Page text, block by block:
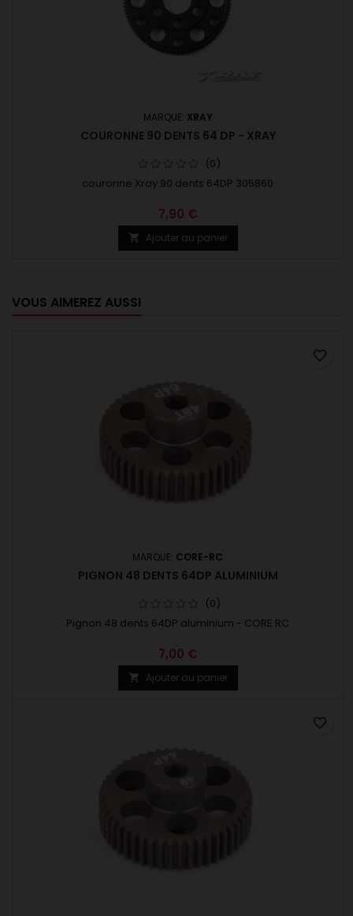
MARQUE: XRAY
COURONNE 90 DENTS 64 DP - XRAY
(0)
couronne Xray 90 dents 64DP 305860
7,90 €
 Ajouter au panier
VOUS AIMEREZ AUSSI
MARQUE: CORE-RC
PIGNON 48 DENTS 64DP ALUMINIUM
(0)
Pignon 48 dents 64DP aluminium - CORE RC
7,00 €
 Ajouter au panier
favorite_border
favorite_border